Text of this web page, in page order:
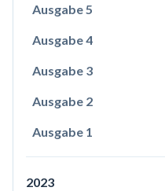
Ausgabe 5
Ausgabe 4
Ausgabe 3
Ausgabe 2
Ausgabe 1
2023